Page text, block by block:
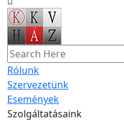
Rólunk
Szervezetünk
Események
Szolgáltatásaink